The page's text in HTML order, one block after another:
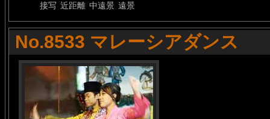
接写 近距離 中遠景 遠景
No.8533 マレーシアダンス